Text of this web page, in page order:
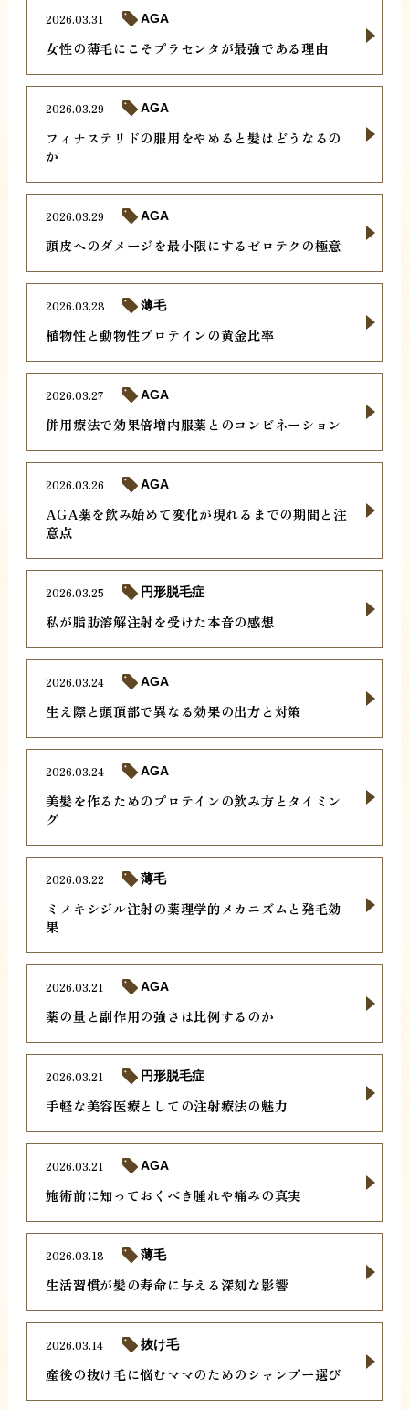
女性の薄毛にこそプラセンタが最強である理由
2026.03.31 AGA
フィナステリドの服用をやめると髪はどうなるの
か
2026.03.29 AGA
頭皮へのダメージを最小限にするゼロテクの極意
2026.03.29 AGA
植物性と動物性プロテインの黄金比率
2026.03.28 薄毛
併用療法で効果倍増内服薬とのコンビネーション
2026.03.27 AGA
AGA薬を飲み始めて変化が現れるまでの期間と注
意点
2026.03.26 AGA
私が脂肪溶解注射を受けた本音の感想
2026.03.25 円形脱毛症
生え際と頭頂部で異なる効果の出方と対策
2026.03.24 AGA
美髪を作るためのプロテインの飲み方とタイミン
グ
2026.03.24 AGA
ミノキシジル注射の薬理学的メカニズムと発毛効
果
2026.03.22 薄毛
薬の量と副作用の強さは比例するのか
2026.03.21 AGA
手軽な美容医療としての注射療法の魅力
2026.03.21 円形脱毛症
施術前に知っておくべき腫れや痛みの真実
2026.03.21 AGA
生活習慣が髪の寿命に与える深刻な影響
2026.03.18 薄毛
産後の抜け毛に悩むママのためのシャンプー選び
2026.03.14 抜け毛